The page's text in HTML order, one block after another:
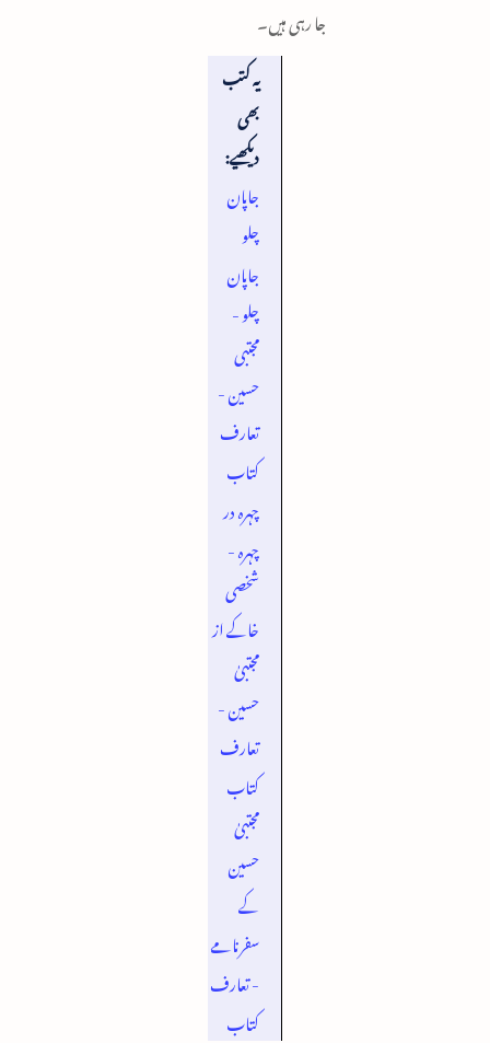
جا رہی ہیں۔
یہ کتب
بھی
دیکھیے:
جاپان
چلو
جاپان
چلو -
مجتبی
حسین -
تعارف
کتاب
چہرہ در
چہرہ -
شخصی
خاکے از
مجتبیٰ
حسین -
تعارف
کتاب
مجتبیٰ
حسین
کے
سفرنامے
- تعارف
کتاب